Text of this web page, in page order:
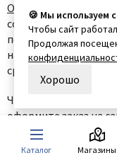
Осуществляем
собственным
после оформления
наши специалисты.
сроком на один год!
Чтобы заказать
оформите заказ на
+7 (495) 135-43-48.
Каталог Магазины
🍪 Мы используем
Чтобы сайт
Продолжая
Хорошо